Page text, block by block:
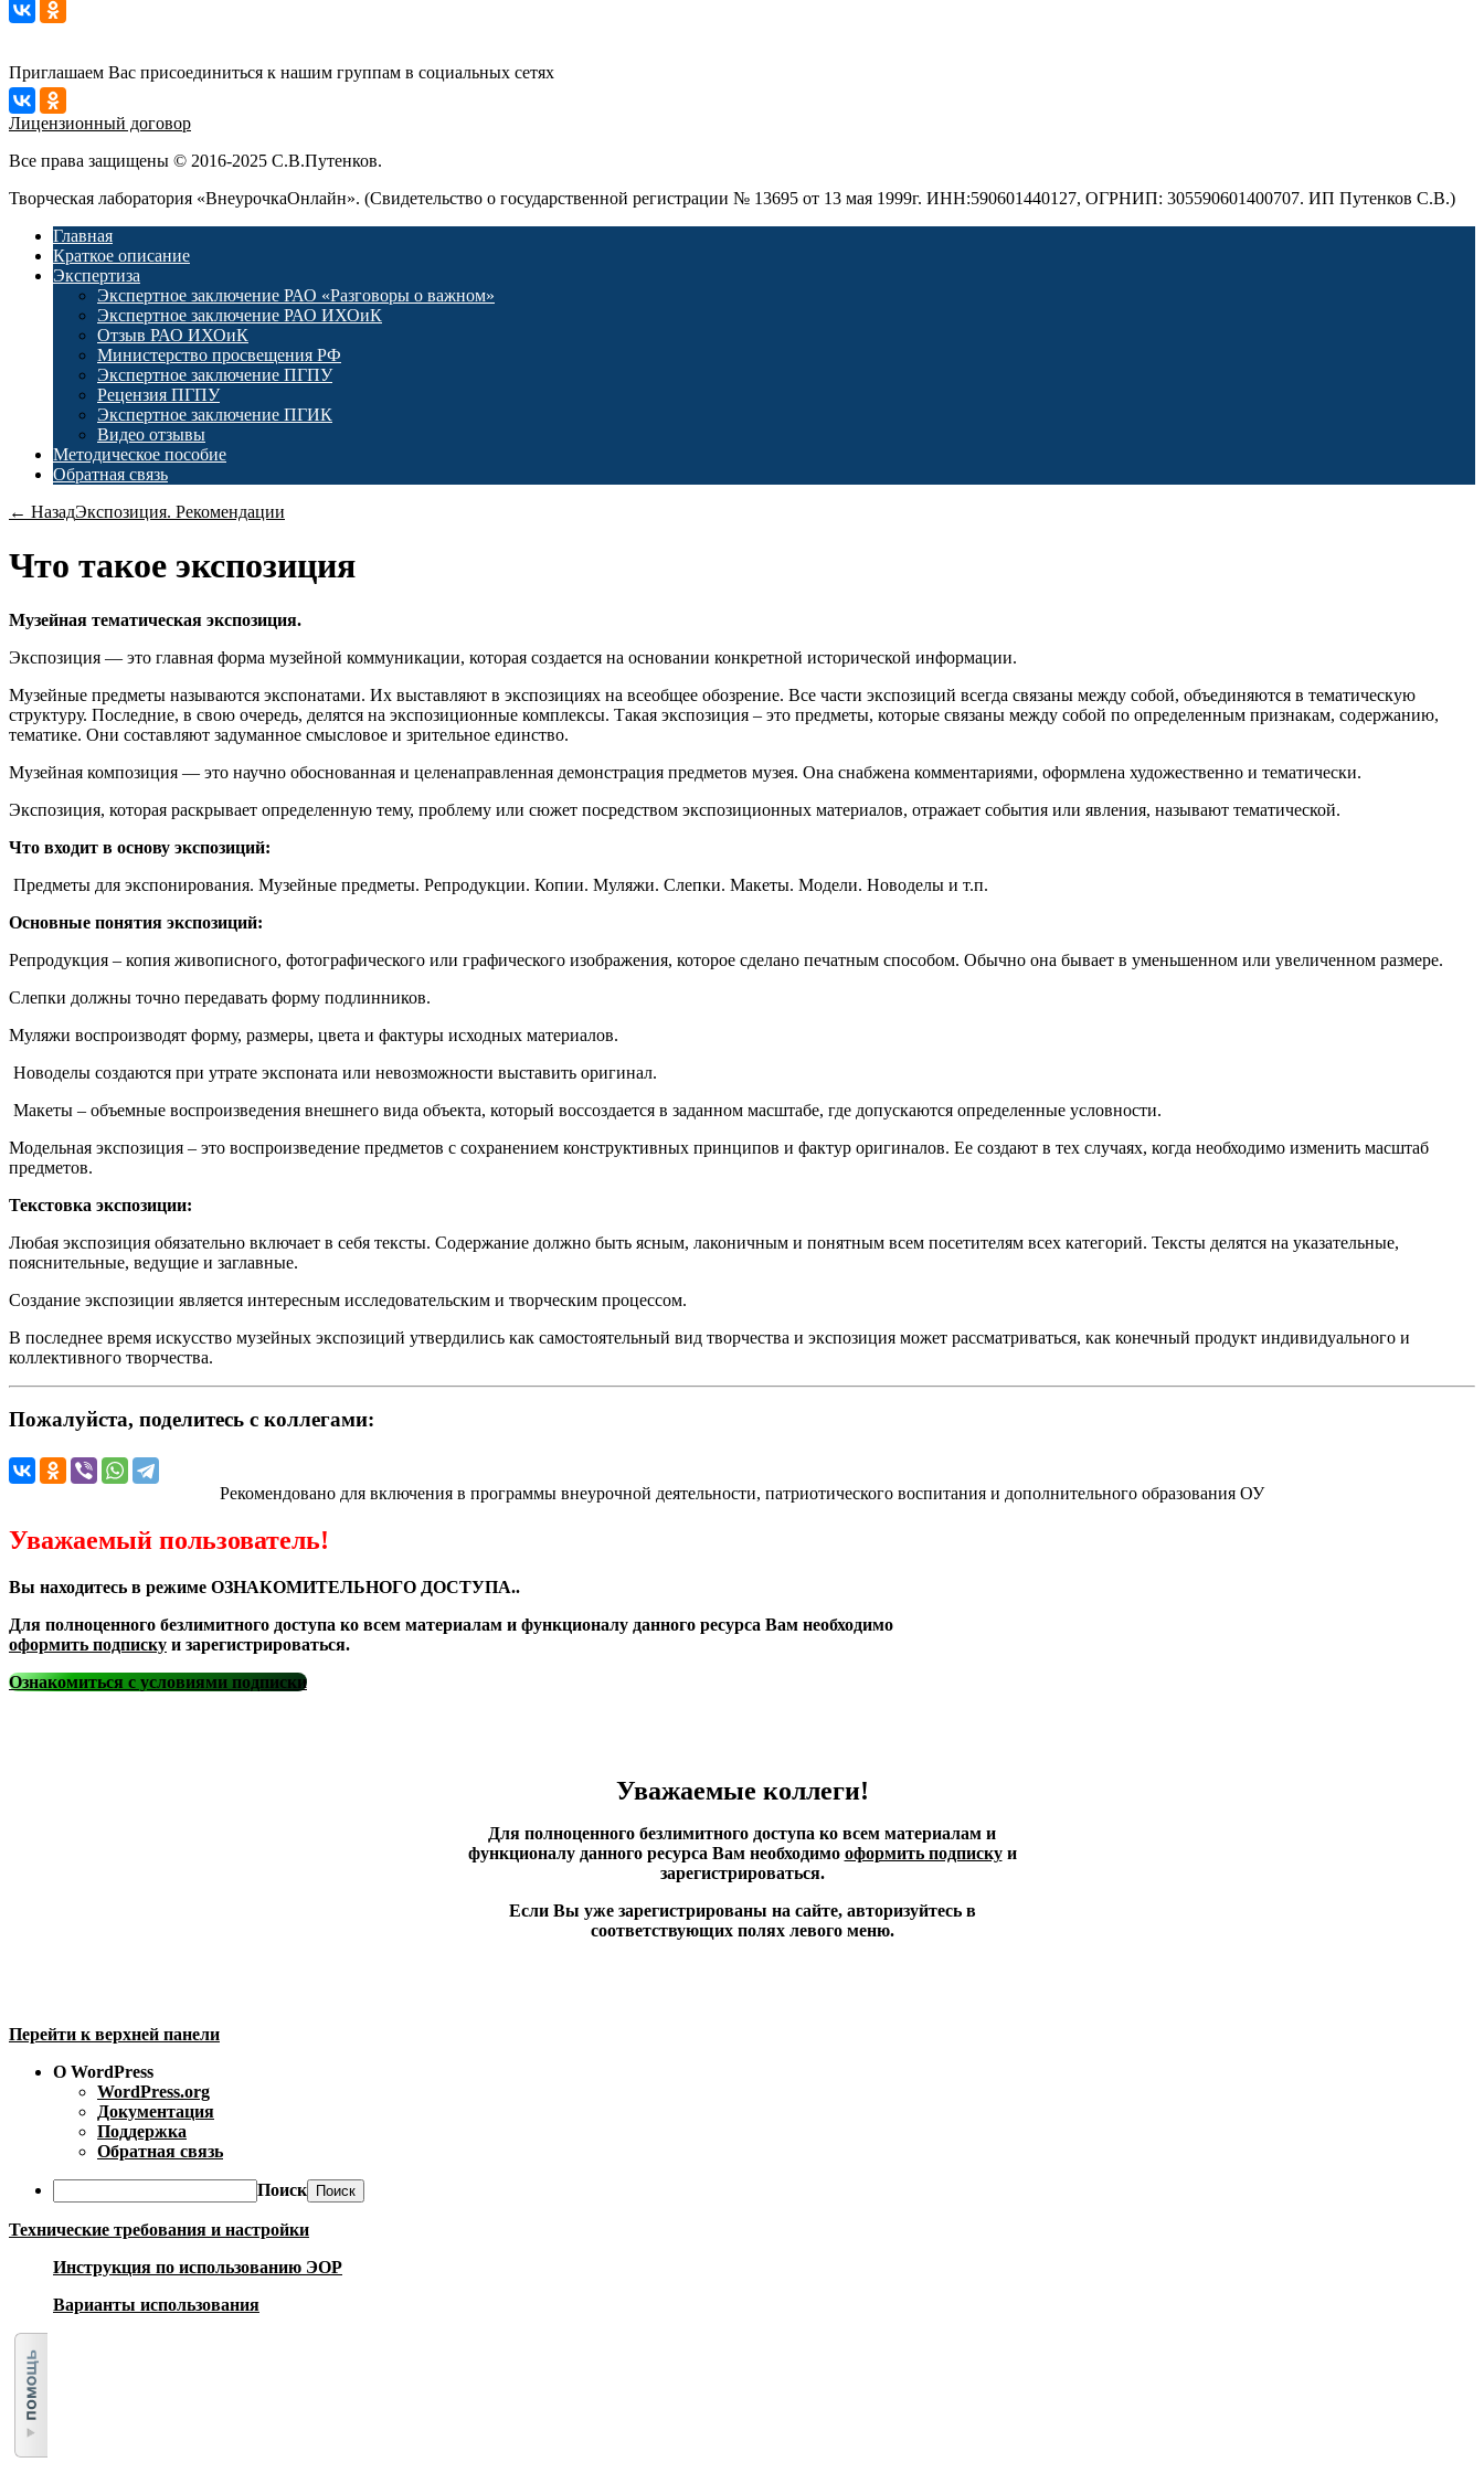
Приглашаем Вас присоединиться к нашим группам в социальных сетях
Лицензионный договор
Все права защищены © 2016-2025 С.В.Путенков.
Творческая лаборатория «ВнеурочкаОнлайн». (Свидетельство о государственной регистрации № 13695 от 13 мая 1999г. ИНН:590601440127, ОГРНИП: 305590601400707. ИП Путенков С.В.)
Главная
Краткое описание
Экспертиза
Экспертное заключение РАО «Разговоры о важном»
Экспертное заключение РАО ИХОиК
Отзыв РАО ИХОиК
Министерство просвещения РФ
Экспертное заключение ПГПУ
Рецензия ПГПУ
Экспертное заключение ПГИК
Видео отзывы
Методическое пособие
Обратная связь
← НазадЭкспозиция. Рекомендации
Что такое экспозиция
Музейная тематическая экспозиция.
Экспозиция — это главная форма музейной коммуникации, которая создается на основании конкретной исторической информации.
Музейные предметы называются экспонатами. Их выставляют в экспозициях на всеобщее обозрение. Все части экспозиций всегда связаны между собой, объединяются в тематическую
структуру. Последние, в свою очередь, делятся на экспозиционные комплексы. Такая экспозиция – это предметы, которые связаны между собой по определенным признакам, содержанию,
тематике. Они составляют задуманное смысловое и зрительное единство.
Музейная композиция — это научно обоснованная и целенаправленная демонстрация предметов музея. Она снабжена комментариями, оформлена художественно и тематически.
Экспозиция, которая раскрывает определенную тему, проблему или сюжет посредством экспозиционных материалов, отражает события или явления, называют тематической.
Что входит в основу экспозиций:
Предметы для экспонирования. Музейные предметы. Репродукции. Копии. Муляжи. Слепки. Макеты. Модели. Новоделы и т.п.
Основные понятия экспозиций:
Репродукция – копия живописного, фотографического или графического изображения, которое сделано печатным способом. Обычно она бывает в уменьшенном или увеличенном размере.
Слепки должны точно передавать форму подлинников.
Муляжи воспроизводят форму, размеры, цвета и фактуры исходных материалов.
Новоделы создаются при утрате экспоната или невозможности выставить оригинал.
Макеты – объемные воспроизведения внешнего вида объекта, который воссоздается в заданном масштабе, где допускаются определенные условности.
Модельная экспозиция – это воспроизведение предметов с сохранением конструктивных принципов и фактур оригиналов. Ее создают в тех случаях, когда необходимо изменить масштаб
предметов.
Текстовка экспозиции:
Любая экспозиция обязательно включает в себя тексты. Содержание должно быть ясным, лаконичным и понятным всем посетителям всех категорий. Тексты делятся на указательные,
пояснительные, ведущие и заглавные.
Создание экспозиции является интересным исследовательским и творческим процессом.
В последнее время искусство музейных экспозиций утвердились как самостоятельный вид творчества и экспозиция может рассматриваться, как конечный продукт индивидуального и
коллективного творчества.
Пожалуйста, поделитесь с коллегами:
Рекомендовано для включения в программы внеурочной деятельности, патриотического воспитания и дополнительного образования ОУ
Уважаемый пользователь!
Вы находитесь в режиме ОЗНАКОМИТЕЛЬНОГО ДОСТУПА..
Для полноценного безлимитного доступа ко всем материалам и функционалу данного ресурса Вам необходимо
оформить подписку и зарегистрироваться.
Ознакомиться с условиями подписки
Уважаемые коллеги!
Для полноценного безлимитного доступа ко всем материалам и
функционалу данного ресурса Вам необходимо оформить подпискуи
зарегистрироваться.
Если Вы уже зарегистрированы на сайте, авторизуйтесь в
соответствующих полях левого меню.
Перейти к верхней панели
О WordPress
WordPress.org
Документация
Поддержка
Обратная связь
Поиск
Технические требования и настройки
Инструкция по использованию ЭОР
Варианты использования